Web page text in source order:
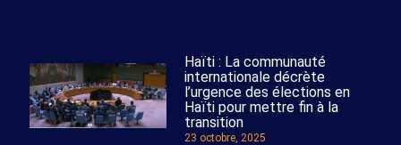
Haïti : La communauté
internationale décrète
l’urgence des élections en
Haïti pour mettre fin à la
transition
23 octobre, 2025